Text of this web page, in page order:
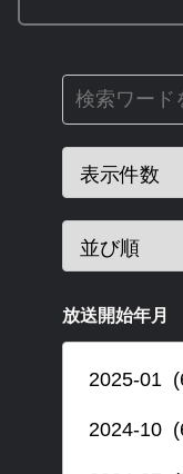
放送開始年月